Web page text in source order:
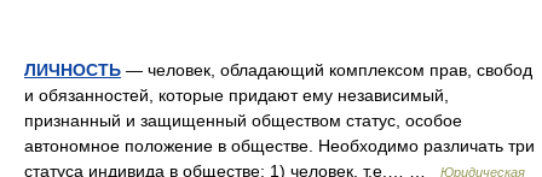
ЛИЧНОСТЬ — человек, обладающий комплексом прав, свобод
и обязанностей, которые придают ему независимый,
признанный и защищенный обществом статус, особое
автономное положение в обществе. Необходимо различать три
статуса индивида в обществе: 1) человек, т.е.… …
Юридическая